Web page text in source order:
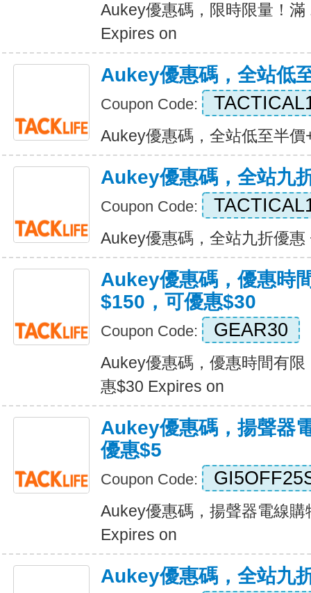
Aukey優惠碼，限時限量！
Expires on
Aukey優惠碼，全站低
Coupon Code:
Aukey優惠碼，全站低至半
Aukey優惠碼，全站九
Coupon Code:
Aukey優惠碼，全站九折優
Aukey優惠碼，優惠時
$150，可優惠$30
Coupon Code: GEAR30
Aukey優惠碼，優惠時間有
惠$30 Expires on
Aukey優惠碼，揚聲器
優惠$5
Coupon Code:
Aukey優惠碼，揚聲器電線
Expires on
Aukey優惠碼，全站九